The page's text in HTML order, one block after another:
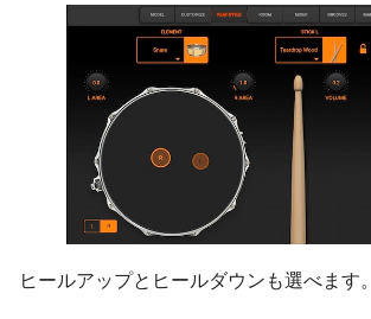
ヒールアップとヒールダウンも選べます。